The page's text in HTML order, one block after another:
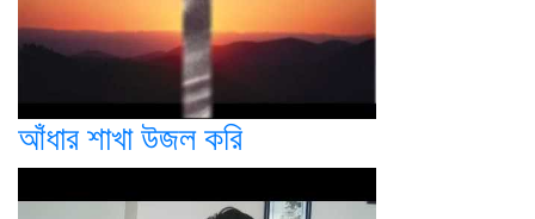
আঁধার শাখা উজল করি